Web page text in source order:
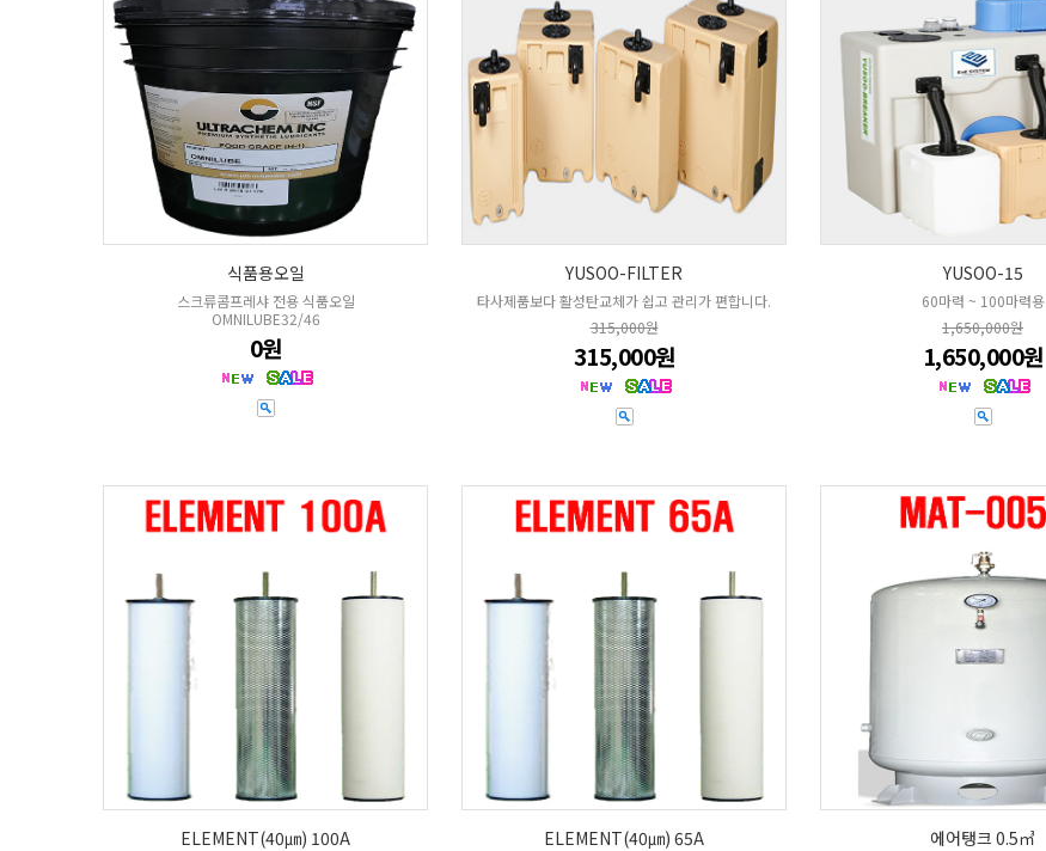
식품용오일
스크류콤프레샤 전용 식품오일
OMNILUBE32/46
0원
YUSOO-FILTER
타사제품보다 활성탄교체가 쉽고 관리가 편합니다.
315,000원
315,000원
YUSOO-15
60마력 ~ 100마력용
1,650,000원
1,650,000원
ELEMENT(40㎛) 100A ELEMENT(40㎛) 65A 에어탱크 0.5㎥